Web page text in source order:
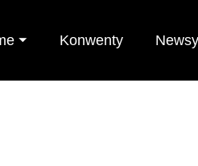
⏷ Konwenty Newsy